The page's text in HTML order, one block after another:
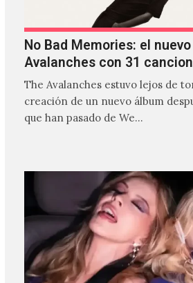
No Bad Memories: el
Avalanches con 31
The Avalanches estuvo lejos de
creación de un nuevo álbum
que han pasado de We…